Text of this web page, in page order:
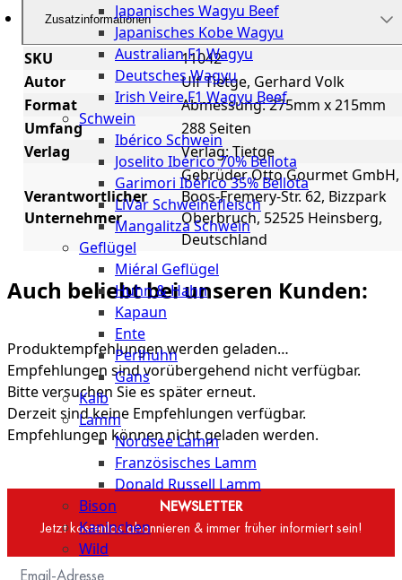
Japanisches Wagyu Beef
Japanisches Kobe Wagyu
Australian F1 Wagyu
Deutsches Wagyu
Irish Veire F1 Wagyu Beef
Schwein
Ibérico Schwein
Joselito Ibérico 70% Bellota
Garimori Ibérico 35% Bellota
LiVar Schweinefleisch
Mangalitza Schwein
Geflügel
Miéral Geflügel
Huhn & Hahn
Kapaun
Ente
Perlhuhn
Gans
Kalb
Lamm
Nordsee Lamm
Französisches Lamm
Donald Russell Lamm
Bison
Kaninchen
Wild
Zusatzinformationen
SKU
11042
Autor
Ulf Tietge, Gerhard Volk
Format
Abmessung: 275mm x 215mm
Umfang
288 Seiten
Verlag
Verlag: Tietge
Verantwortlicher
Unternehmer
Gebrüder Otto Gourmet GmbH,
Boos-Fremery-Str. 62, Bizzpark
Oberbruch, 52525 Heinsberg,
Deutschland
Auch beliebt bei unseren Kunden:
Produktempfehlungen werden geladen…
Empfehlungen sind vorübergehend nicht verfügbar.
Bitte versuchen Sie es später erneut.
Derzeit sind keine Empfehlungen verfügbar.
Empfehlungen können nicht geladen werden.
NEWSLETTER
Jetzt kostenlos abonnieren & immer früher informiert sein!